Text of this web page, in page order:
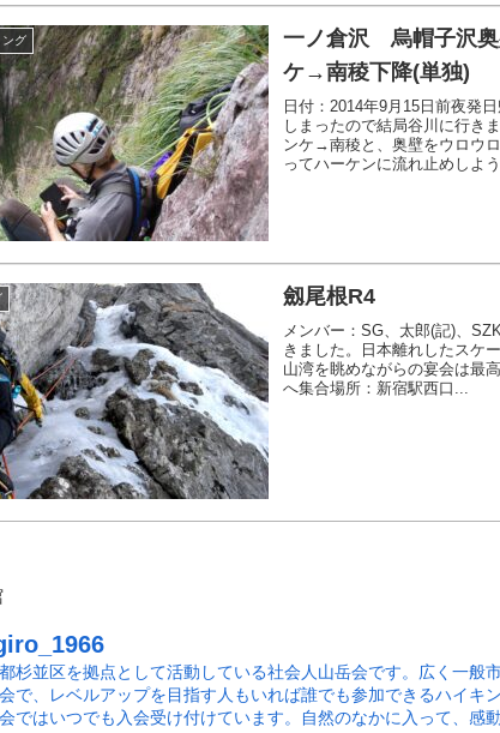
ング
一ノ倉沢 烏帽子沢
ケ→南稜下降(単独)
日付：2014年9月15日前夜発
しまったので結局谷川に行き
ンケ→南稜と、奥壁をウロウ
ってハーケンに流れ止めしよう
劔尾根R4
メンバー：SG、太郎(記)、
きました。日本離れしたスケ
山湾を眺めながらの宴会は最
へ集合場所：新宿駅西口...
杉並区を拠点として活動している社会人山岳会です。広く一般
で、レベルアップを目指す人もいれば誰でも参加できるハイキ
ではいつでも入会受け付けています。自然のなかに入って、感